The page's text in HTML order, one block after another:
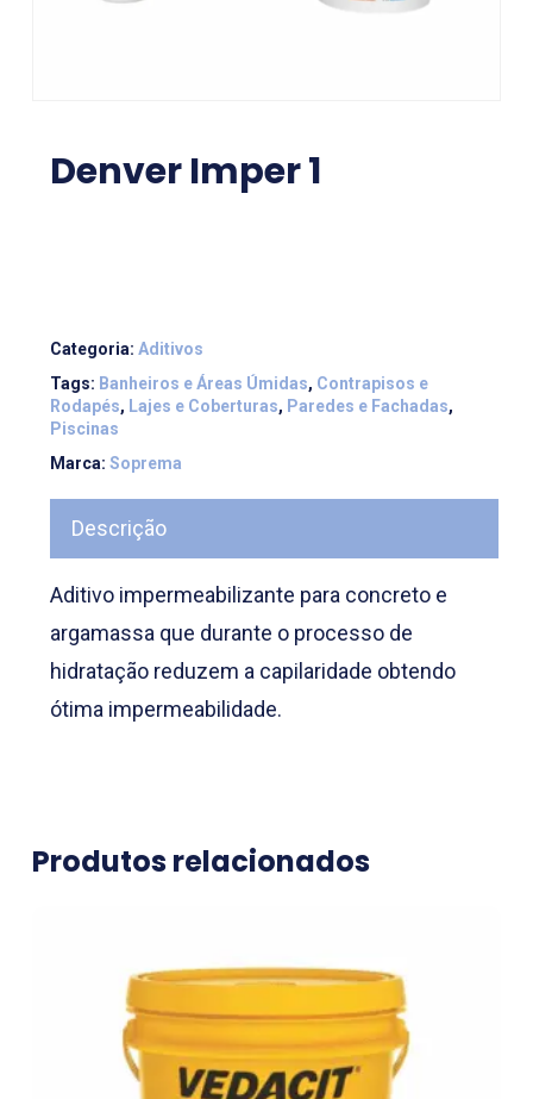
Denver Imper 1
Categoria: Aditivos
Tags: Banheiros e Áreas Úmidas, Contrapisos e
Rodapés, Lajes e Coberturas, Paredes e Fachadas,
Piscinas
Marca: Soprema
Descrição
Aditivo impermeabilizante para concreto e
argamassa que durante o processo de
hidratação reduzem a capilaridade obtendo
ótima impermeabilidade.
Produtos relacionados